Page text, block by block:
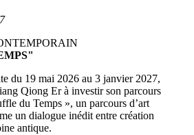
du 19 mai 2026 au 3 janvier 2027,
Qiong Er à investir son parcours
du Temps », un parcours d’art
un dialogue inédit entre création
antique.